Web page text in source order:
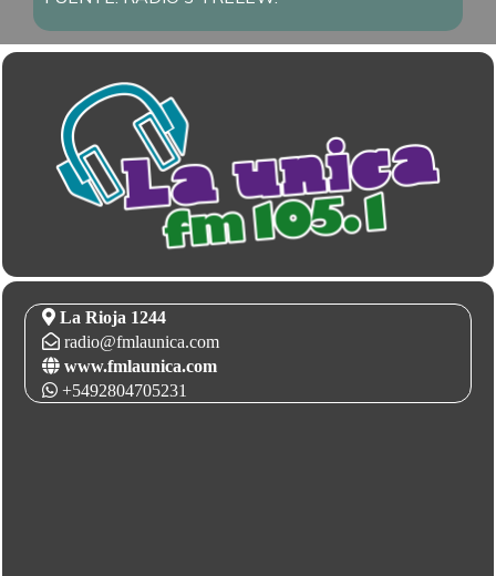
La Rioja 1244
radio@fmlaunica.com
www.fmlaunica.com
+5492804705231